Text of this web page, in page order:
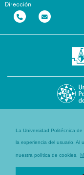
La Universidad Politécnica
la experiencia del usuario. Al
nuestra política de cookies.
Dirección